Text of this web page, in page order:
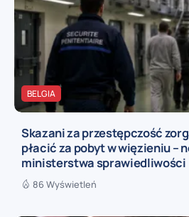
BELGIA
Skazani za przestępczość
płacić za pobyt w więzieniu –
ministerstwa sprawiedliwości
86 Wyświetleń